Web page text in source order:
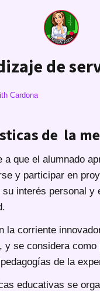
de
Cardona
de la
a que el alumnado
y participar en
su interés personal y
la corriente
y se considera como
de la
educativas se